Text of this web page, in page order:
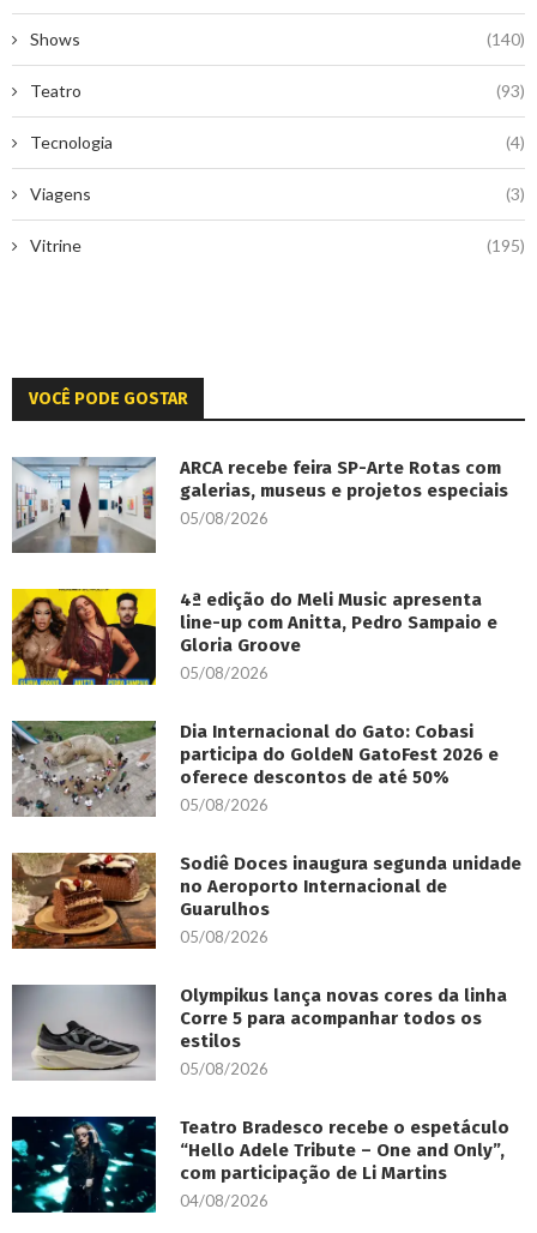
Shows (140)
Teatro (93)
Tecnologia (4)
Viagens (3)
Vitrine (195)
VOCÊ PODE GOSTAR
ARCA recebe feira SP-Arte Rotas com
galerias, museus e projetos especiais
05/08/2026
4ª edição do Meli Music apresenta
line-up com Anitta, Pedro Sampaio e
Gloria Groove
05/08/2026
Dia Internacional do Gato: Cobasi
participa do GoldeN GatoFest 2026 e
oferece descontos de até 50%
05/08/2026
Sodiê Doces inaugura segunda unidade
no Aeroporto Internacional de
Guarulhos
05/08/2026
Olympikus lança novas cores da linha
Corre 5 para acompanhar todos os
estilos
05/08/2026
Teatro Bradesco recebe o espetáculo
“Hello Adele Tribute – One and Only”,
com participação de Li Martins
04/08/2026